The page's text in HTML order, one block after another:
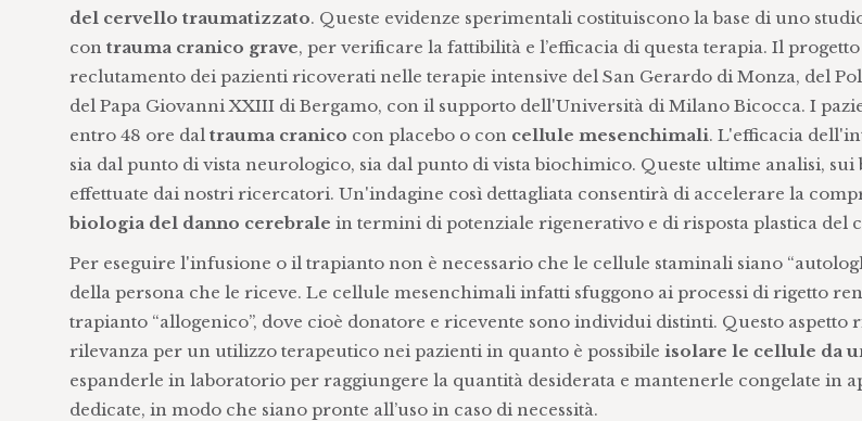
del cervello traumatizzato. Queste evidenze sperimentali costituiscono la base di uno
con trauma cranico grave, per verificare la fattibilità e l’efficacia di questa terapia. Il
reclutamento dei pazienti ricoverati nelle terapie intensive del San Gerardo di Monza, del
del Papa Giovanni XXIII di Bergamo, con il supporto dell'Università di Milano Bicocca. I
entro 48 ore dal trauma cranico con placebo o con cellule mesenchimali. L'efficacia
sia dal punto di vista neurologico, sia dal punto di vista biochimico. Queste ultime analisi,
effettuate dai nostri ricercatori. Un'indagine così dettagliata consentirà di accelerare la
biologia del danno cerebrale in termini di potenziale rigenerativo e di risposta plastica del
Per eseguire l'infusione o il trapianto non è necessario che le cellule staminali siano
della persona che le riceve. Le cellule mesenchimali infatti sfuggono ai processi di rigetto
trapianto “allogenico”, dove cioè donatore e ricevente sono individui distinti. Questo aspetto
rilevanza per un utilizzo terapeutico nei pazienti in quanto è possibile isolare le cellule da
espanderle in laboratorio per raggiungere la quantità desiderata e mantenerle congelate in
dedicate, in modo che siano pronte all’uso in caso di necessità.